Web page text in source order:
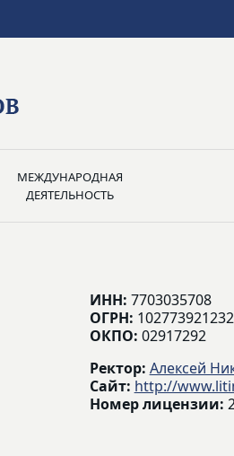
МЕЖДУНАРОДНАЯ
ДЕЯТЕЛЬНОСТЬ
ИНН: 7703035708
ОГРН:
ОКПО: 02917292
Ректор: Алексей
Сайт: http://
Номер лицензии: